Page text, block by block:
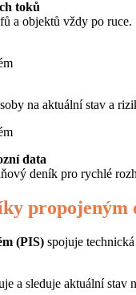
toků
a objektů vždy po ruce.
na aktuální stav a
data
deník pro rychlé
propojeným
(PIS) spojuje
a sleduje aktuální